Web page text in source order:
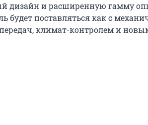
дизайн и расширенную гамму
будет поставляться как с
климат-контролем и